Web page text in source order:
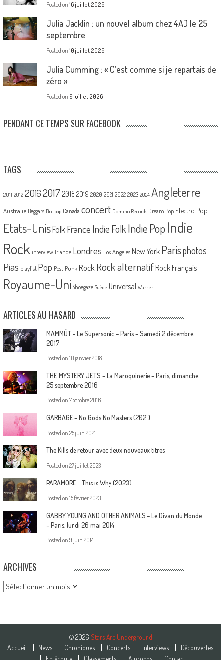
Posted on 16 juillet 2026
Julia Jacklin : un nouvel album chez 4AD le 25
septembre
Posted on 10 juillet 2026
Julia Cumming : « C’est comme si je repartais de
zéro »
Posted on 9 juillet 2026
PENDANT CE TEMPS SUR FACEBOOK
TAGS
2011 2012 20162017 2018 2019 2020 2021 2022 2023 2024 Angleterre
Australie Beggars Britpop Canada concert Domino Records Dream Pop Electro Pop
Etats-UnisFolk France Indie Folk Indie PopIndie
Rock interview Irlande Londres Los Angeles New York Parisphotos
Pias playlist Pop Post Punk Rock Rock alternatif Rock Français
Royaume-Uni Shoegaze Suède Universal Warner
ARTICLES AU HASARD
MAMMÚT – Le Supersonic – Paris – Samedi 2 décembre
2017
Posted on 10 janvier 2018
THE MYSTERY JETS – La Maroquinerie – Paris, dimanche
25 septembre 2016
Posted on 7 octobre 2016
GARBAGE – No Gods No Masters (2021)
Posted on 25 juin 2021
The Kills de retour avec deux nouveaux titres
Posted on 27 juillet 2023
PARAMORE – This is Why (2023)
Posted on 15 février 2023
GABBY YOUNG AND OTHER ANIMALS – Le Divan du Monde
– Paris, lundi 26 mai 2014
Posted on 9 juin 2014
ARCHIVES
Archives
© 2026 Stars Are Underground
Accueil
News Chroniques Concerts Interviews
Découvertes
En écoute
Classements A propos Contact